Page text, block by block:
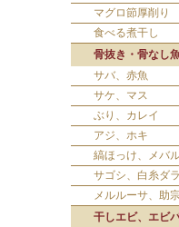
マグロ節厚削り
食べる煮干し
骨抜き・骨なし
サバ、赤魚
サケ、マス
ぶり、カレイ
アジ、ホキ
縞ほっけ、メバ
サゴシ、白糸ダラ
メルルーサ、助
干しエビ、エビ